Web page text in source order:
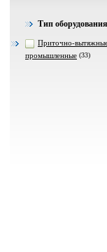
Тип оборудования
Приточно-
промышленные (33)